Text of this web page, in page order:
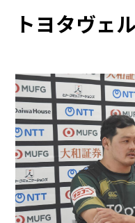
トヨタヴェ